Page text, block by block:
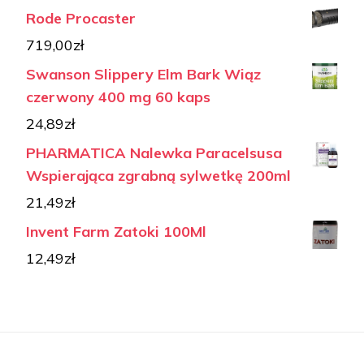
Rode Procaster
719,00zł
Swanson Slippery Elm Bark Wiąz
czerwony 400 mg 60 kaps
24,89zł
PHARMATICA Nalewka Paracelsusa
Wspierająca zgrabną sylwetkę 200ml
21,49zł
Invent Farm Zatoki 100Ml
12,49zł